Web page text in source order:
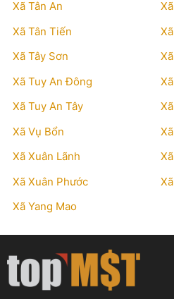
Xã Tân An
Xã Tân Tiến
Xã Tây Sơn
Xã Tuy An Đông
Xã Tuy An Tây
Xã Vụ Bổn
Xã Xuân Lãnh
Xã Xuân Phước
Xã Yang Mao